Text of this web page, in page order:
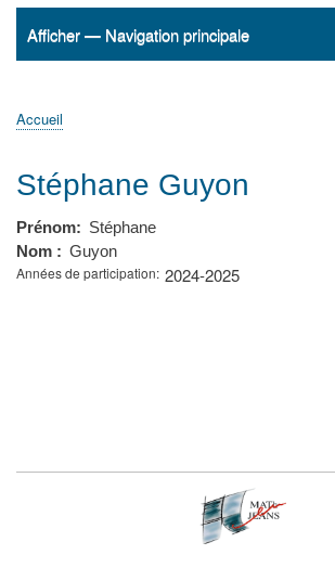
Navigation
Afficher — Navigation principale
Accueil
ActualitésMATh.en.JEANS ?
Régions et Ateliers
Créer, gérer un atelier
Sujets/Publications
Congrès
d'Ariane
Accueil
Stéphane Guyon
Prénom
Stéphane
Nom
Guyon
Années de participation 2024-2025